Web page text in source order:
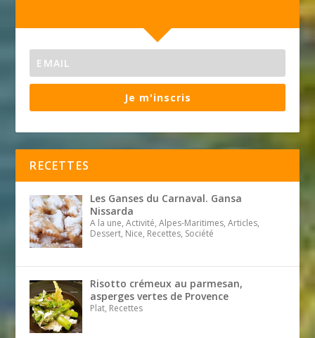
Je m'inscris
RECETTES
Les Ganses du Carnaval. Gansa
Nissarda
A la une, Activité, Alpes-Maritimes, Articles,
Dessert, Nice, Recettes, Société
Risotto crémeux au parmesan,
asperges vertes de Provence
Plat, Recettes